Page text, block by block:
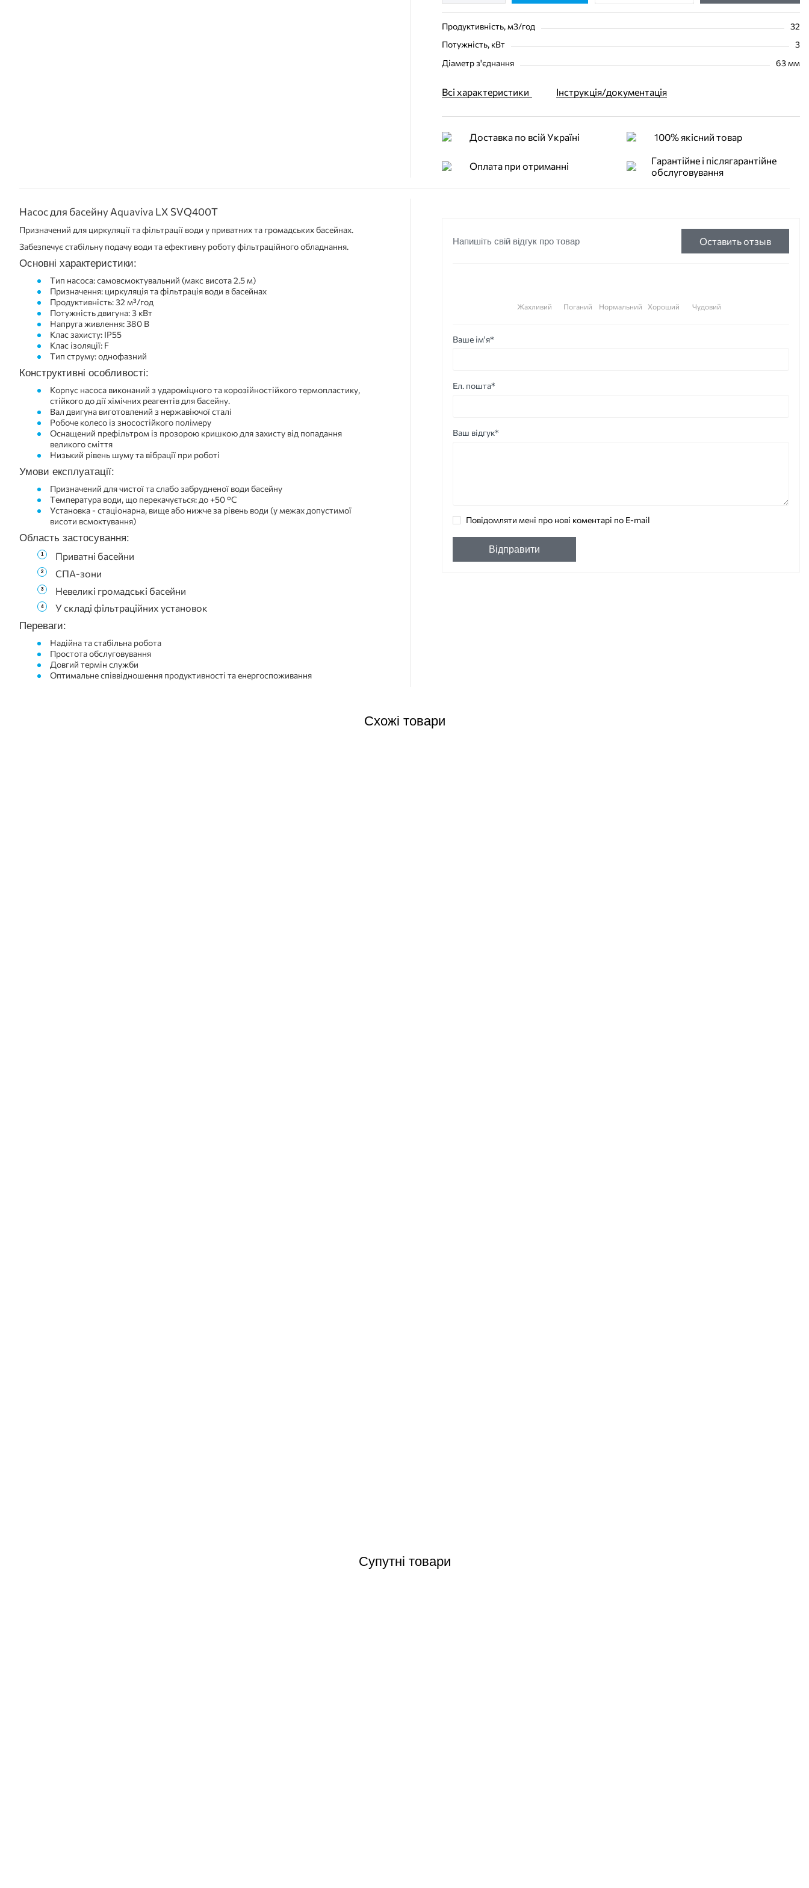
Продуктивність, м3/год
32
Потужність, кВт
3
Діаметр з'єднання
63 мм
Всі характеристики Інструкція/документація
Доставка по всій Україні 100% якісний товар
Оплата при отриманні
Гарантійне і післягарантійне
обслуговування
Насос для басейну Aquaviva LX SVQ400Т
Призначений для циркуляції та фільтрації води у приватних та громадських басейнах.
Забезпечує стабільну подачу води та ефективну роботу фільтраційного обладнання.
Основні характеристики:
Тип насоса: самовсмоктувальний (макс висота 2.5 м)
Призначення: циркуляція та фільтрація води в басейнах
Продуктивність: 32 м³/год
Потужність двигуна: 3 кВт
Напруга живлення: 380 В
Клас захисту: IP55
Клас ізоляції: F
Тип струму: однофазний
Конструктивні особливості:
Корпус насоса виконаний з удароміцного та корозійностійкого термопластику,
стійкого до дії хімічних реагентів для басейну.
Вал двигуна виготовлений з нержавіючої сталі
Робоче колесо із зносостійкого полімеру
Оснащений префільтром із прозорою кришкою для захисту від попадання
великого сміття
Низький рівень шуму та вібрації при роботі
Умови експлуатації:
Призначений для чистої та слабо забрудненої води басейну
Температура води, що перекачується: до +50 °C
Установка - стаціонарна, вище або нижче за рівень води (у межах допустимої
висоти всмоктування)
Область застосування:
Приватні басейни
СПА-зони
Невеликі громадські басейни
У складі фільтраційних установок
Переваги:
Надійна та стабільна робота
Простота обслуговування
Довгий термін служби
Оптимальне співвідношення продуктивності та енергоспоживання
Напишіть свій відгук про товар Оставить отзыв
Чудовий
Хороший
Нормальний
Поганий
Жахливий
Ваше ім'я*
Ел. пошта*
Ваш відгук*
Повідомляти мені про нові коментарі по E-mail
Відправити
Схожі товари
Супутні товари